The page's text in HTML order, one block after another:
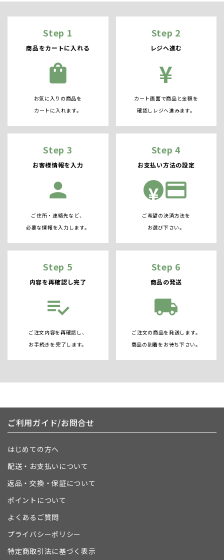
Step 1
商品をカートに入れる
shopping_bag
お気に入りの商品を
カートに入れます。
Step 2
レジへ進む
¥
カート画面で商品と金額を
確認しレジへ進みます。
Step 3
お客様情報を入力
person
ご住所・連絡先など、
必要な情報を入力します。
Step 4
お支払い方法の設定
¥ credit_card
ご希望の決済方法を
お選び下さい。
Step 5
内容を再確認し完了
playlist_add_check
ご注文内容を再確認し、
お手続きを完了します。
Step 6
商品の発送
local_shipping
ご注文の商品を発送します。
商品の到着をお待ち下さい。
ご利用ガイド/お問合せ
はじめての方へ
配送・お支払いについて
返品・交換・保証について
ポイントについて
よくあるご質問
プライバシーポリシー
特定商取引法に基づく表示